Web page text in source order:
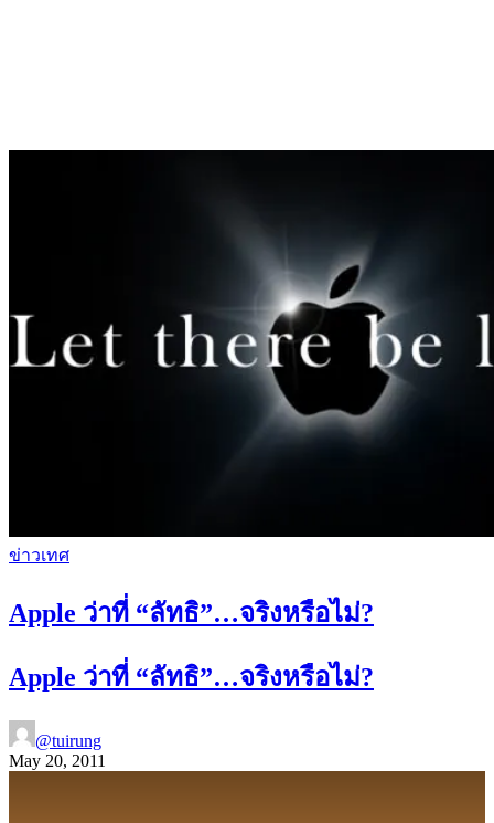
ข่าวเทศ
Apple ว่าที่ “ลัทธิ”…จริงหรือไม่?
Apple ว่าที่ “ลัทธิ”…จริงหรือไม่?
@tuirung
May 20, 2011